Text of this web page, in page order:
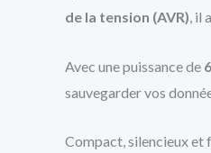
de la tension (AVR), il
Avec une puissance de
sauvegarder vos
Compact, silencieux et